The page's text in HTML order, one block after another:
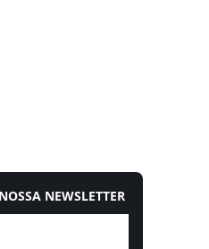
NEWSLETTER